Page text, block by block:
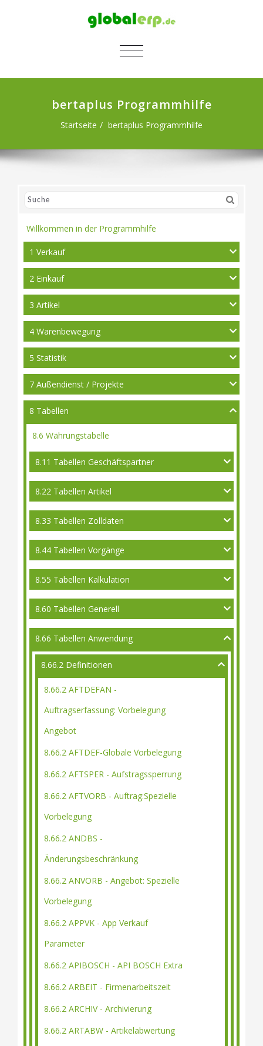
SCHALTE NAVIGATION
bertaplus Programmhilfe
Startseite bertaplus Programmhilfe
Willkommen in der Programmhilfe
1 Verkauf
2 Einkauf
3 Artikel
4 Warenbewegung
5 Statistik
7 Außendienst / Projekte
8 Tabellen
8.6 Währungstabelle
8.11 Tabellen Geschäftspartner
8.22 Tabellen Artikel
8.33 Tabellen Zolldaten
8.44 Tabellen Vorgänge
8.55 Tabellen Kalkulation
8.60 Tabellen Generell
8.66 Tabellen Anwendung
8.66.2 Definitionen
8.66.2 AFTDEFAN -
Auftragserfassung: Vorbelegung
Angebot
8.66.2 AFTDEF-Globale Vorbelegung
8.66.2 AFTSPER - Aufstragssperrung
8.66.2 AFTVORB - Auftrag:Spezielle
Vorbelegung
8.66.2 ANDBS -
Änderungsbeschränkung
8.66.2 ANVORB - Angebot: Spezielle
Vorbelegung
8.66.2 APPVK - App Verkauf
Parameter
8.66.2 APIBOSCH - API BOSCH Extra
8.66.2 ARBEIT - Firmenarbeitszeit
8.66.2 ARCHIV - Archivierung
8.66.2 ARTABW - Artikelabwertung